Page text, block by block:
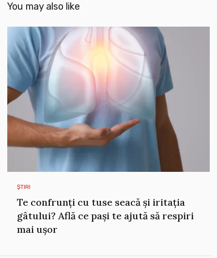
You may also like
ȘTIRI
Te confrunți cu tuse seacă și iritația
gâtului? Află ce pași te ajută să respiri
mai ușor